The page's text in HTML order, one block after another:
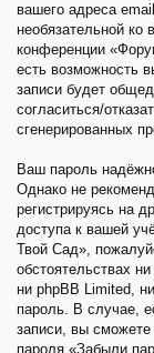
вашего адреса
необязательной ко
конференции
есть возможность
записи будет
согласиться/
сгенерированных
Ваш пароль
Однако не
регистрируясь на
доступа к вашей
Твой Сад»,
обстоятельствах
ни phpBB Limited,
пароль. В случае,
записи, вы сможете
пароля «Забыли